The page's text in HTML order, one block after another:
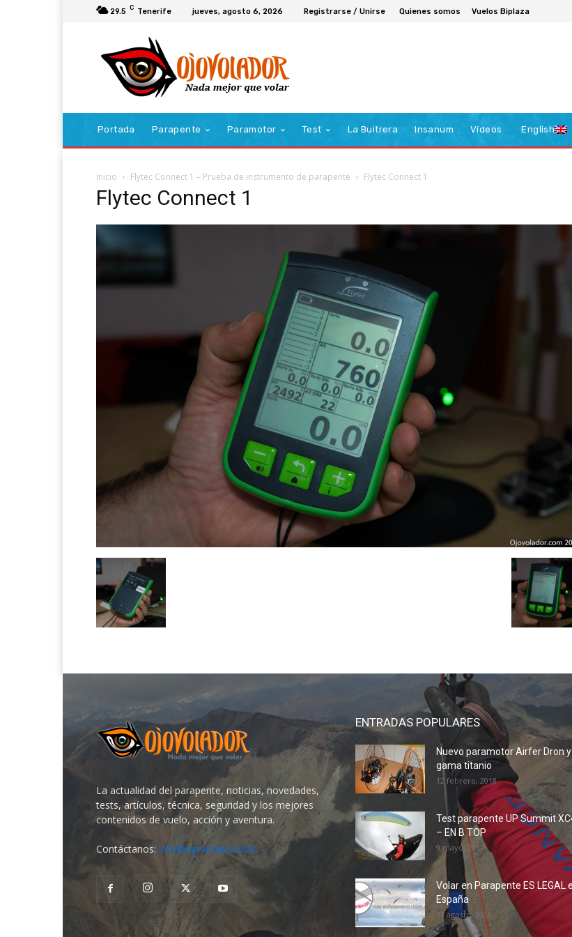
29.5 C Tenerife jueves, agosto 6, 2026 Registrarse / Unirse Quienes somos Vuelos Biplaza
Portada Parapente Paramotor Test La Buitrera Insanum Vídeos English
Inicio Flytec Connect 1 – Prueba de instrumento de parapente Flytec Connect 1
Flytec Connect 1
La actualidad del parapente, noticias, novedades,
tests, artículos, técnica, seguridad y los mejores
contenidos de vuelo, acción y aventura.
Contáctanos: info@ojovolador.com
ENTRADAS POPULARES
Nuevo paramotor Airfer Dron y
gama titanio
12 febrero, 2018
Test parapente UP Summit
– EN B TOP
9 mayo, 2017
Volar en Parapente ES LEGAL
España
31 agosto, 2016